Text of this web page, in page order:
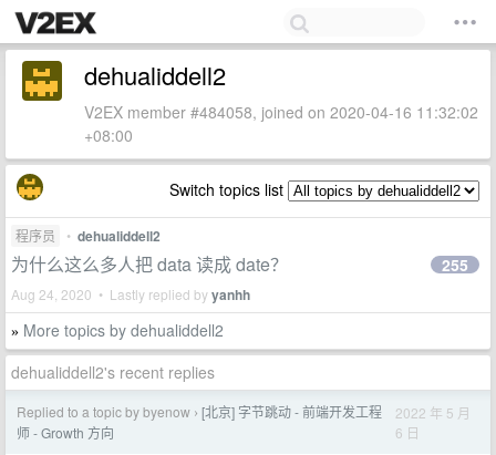
dehualiddell2
V2EX member #484058, joined on 2020-04-16 11:32:02
+08:00
Switch topics list
程序员 • dehualiddell2
为什么这么多人把 data 读成 date？
Aug 24, 2020 • Lastly replied byyanhh
255
» More topics by dehualiddell2
dehualiddell2's recent replies
Replied to a topic by byenow › [北京] 字节跳动 - 前端开发工程
师 - Growth 方向
2022 年 5 月
6 日